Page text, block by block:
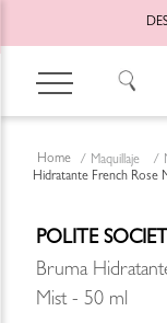
Maquillaje
Hidratante French Rose
POLITE
Bruma
Mist - 50 ml